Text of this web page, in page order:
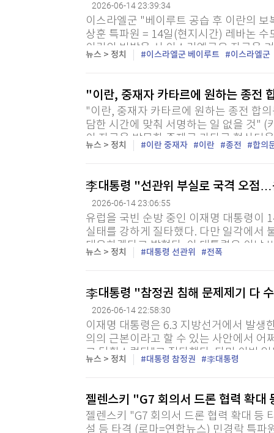
2026-06-14 23:39:34
이스라엘군 "베이루트 공습 후 이란의
상훈 특파원 = 14일(현지시간) 레바논
이란의 반발을 산 이스라엘군은 자국을
대비하고 있다고 밝혔다. 이스라엘군에
뉴스 > 정치 이스라엘군 베이루트 이스라엘군
"이란, 중재자 카타르에 원하는 종전
"이란, 중재자 카타르에 원하는 종전 합
담한 시간에 맞춰 서명하는 일 없을 것"
이 자국을 방문한 중재국 카타르 협상단
과 세부 요구사항을 전달하고 있다고 이
뉴스 > 정치 이란 중재자 이란 종전 합의
李대통령 "선관위 부실로 국격 오점
2026-06-14 23:06:55
유럽을 국빈 순방 중인 이재명 대통령이
실태를 강하게 질타했다. 다만 일각에서
대응하겠다고 밝혔다. 이 대통령은 이날
결해 화상 수석보좌관회의를 주재했다.
뉴스 > 정치 대통령 선관위 전폭
李대통령 "참정권 침해 문제제기 다
2026-06-14 22:58:30
이재명 대통령은 6.3 지방선거에서 발생
의의 근본이라고 할 수 있는 사안에서 어
고 당황스럽다"고 질타했다. 다만 이번
대해서는 "반사회적 행태"라고 규정하며
뉴스 > 정치 대통령 참정권 李대통령
젤렌스키 "G7 회의서 드론 협력 확대
젤렌스키 "G7 회의서 드론 협력 확대 등
설 등 타격 (로마=연합뉴스) 민경락 특파